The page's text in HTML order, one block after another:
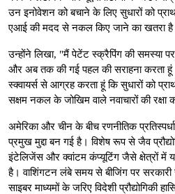
उन इनोवेशन को बचाने के लिए सुधारों को
एआई की मदद से नकल किए जाने का खतरा
उन्होंने लिखा, "मैं पेटेंट स्क्रैपिंग की समस्या पर
और अब तक की गई पहल की सराहना
स्क्वायर्स से आग्रह करता हूं कि सुधारों को
सक्षम नकल के जोखिम वाले नवाचारों की रक्षा
अमेरिका और चीन के बीच रणनीतिक
प्रमुख मुद्दा बन गई है। विशेष रूप से जैव
इंटेलिजेंस और क्वांटम कंप्यूटिंग जैसे क्षेत्रों में यह
है। वाशिंगटन लंबे समय से बीजिंग पर सरकारी
साइबर माध्यमों के जरिए विदेशी प्रौद्योगिकी